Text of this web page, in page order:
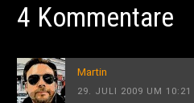
4 Kommentare
Martin
29. JULI 2009 UM 10:21